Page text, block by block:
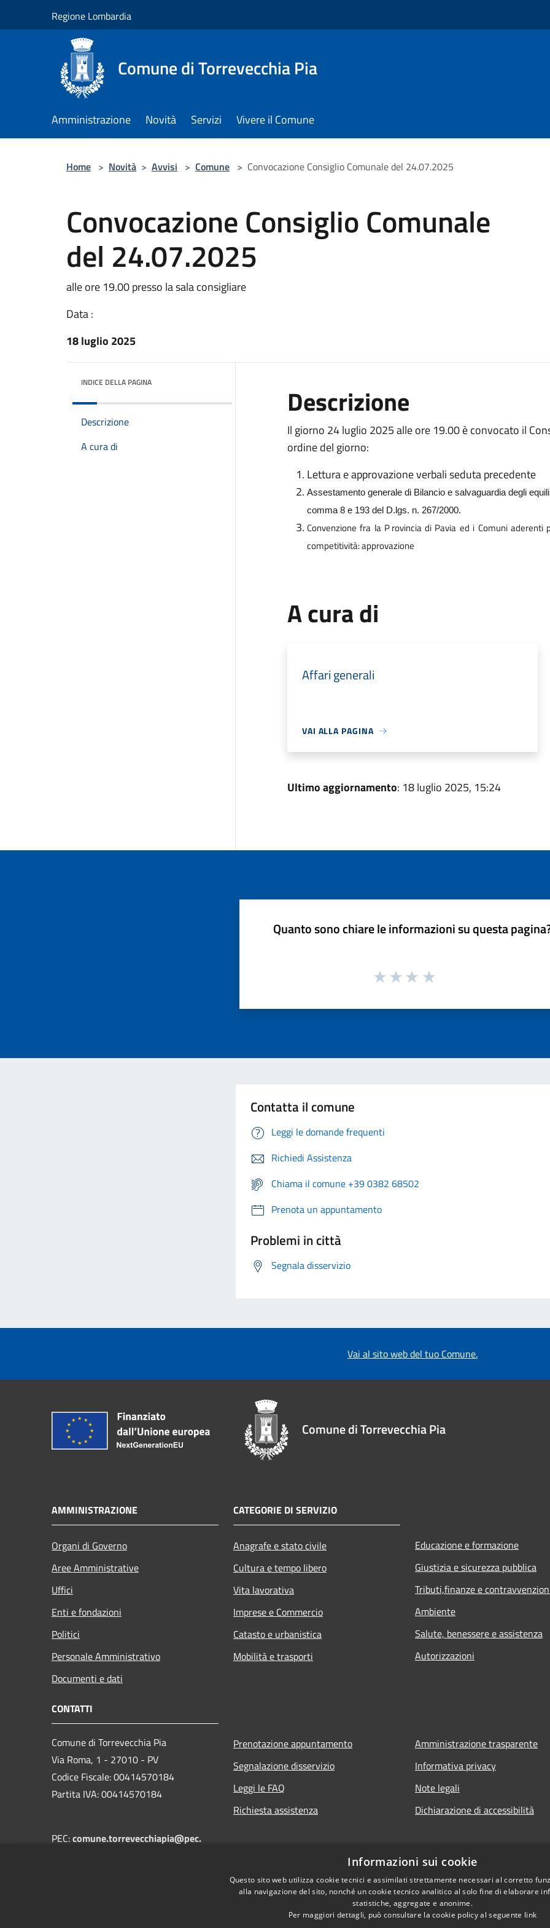
Regione Lombardia
Comune di Torrevecchia Pia
Amministrazione Novità Servizi Vivere il Comune
Home > Novità > Avvisi > Comune > Convocazione Consiglio Comunale del 24.07.2025
Convocazione Consiglio Comunale
del 24.07.2025
alle ore 19.00 presso la sala consigliare
Data :
18 luglio 2025
INDICE DELLA PAGINA
Descrizione
A cura di
Descrizione
Il giorno 24 luglio 2025 alle ore 19.00 è convocato il
ordine del giorno:
Lettura e approvazione verbali seduta precedente
Assestamento generale di Bilancio e salvaguardia degli
comma 8 e 193 del D.lgs. n. 267/2000.
Convenzione fra laProvincia di Pavia ed i Comuni aderenti
competitività: approvazione
A cura di
Affari generali
VAI ALLA PAGINA
Ultimo aggiornamento: 18 luglio 2025, 15:24
Quanto sono chiare le informazioni su questa
Contatta il comune
Leggi le domande frequenti
Richiedi Assistenza
Chiama il comune +39 0382 68502
Prenota un appuntamento
Problemi in città
Segnala disservizio
Vai al sito web del tuo Comune.
Comune di Torrevecchia Pia
AMMINISTRAZIONE
Organi di Governo
Aree Amministrative
Uffici
Enti e fondazioni
Politici
Personale Amministrativo
Documenti e dati
CATEGORIE DI SERVIZIO
Anagrafe e stato civile
Cultura e tempo libero
Vita lavorativa
Imprese e Commercio
Catasto e urbanistica
Mobilità e trasporti
Educazione e formazione
Giustizia e sicurezza pubblica
Tributi,finanze e
Ambiente
Salute, benessere e assistenza
Autorizzazioni
CONTATTI
Comune di Torrevecchia Pia
Via Roma, 1 - 27010 - PV
Codice Fiscale: 00414570184
Partita IVA: 00414570184
PEC:comune.torrevecchiapia@pec.
Prenotazione appuntamento
Segnalazione disservizio
Leggi le FAQ
Richiesta assistenza
Amministrazione trasparente
Informativa privacy
Note legali
Dichiarazione di accessibilità
Informazioni sui cookie
Questo sito web utilizza cookie tecnici e assimilati strettamente necessari al corretto
alla navigazione del sito, nonché un cookie tecnico analitico al solo fine di elaborare
statistiche, aggregate e anonime.
Per maggiori dettagli, può consultare la cookie policy al seguente link